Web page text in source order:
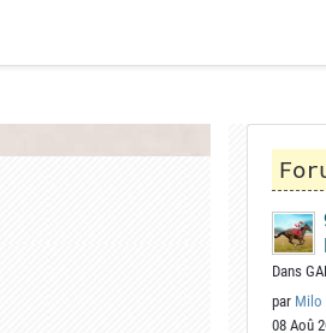
Dans
par Milo
08 Aoû